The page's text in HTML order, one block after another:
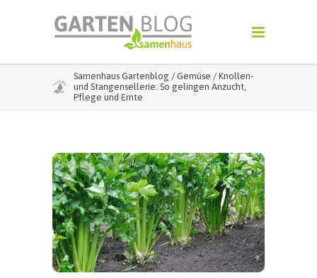
Samenhaus Gartenblog / Gemüse / Knollen-
und Stangensellerie: So gelingen Anzucht,
Pflege und Ernte